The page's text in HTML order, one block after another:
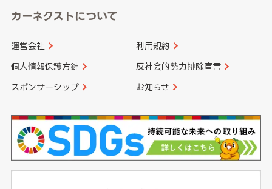
カーネクストについて
運営会社 利用規約
個人情報保護方針 反社会的勢力排除宣言
スポンサーシップ お知らせ